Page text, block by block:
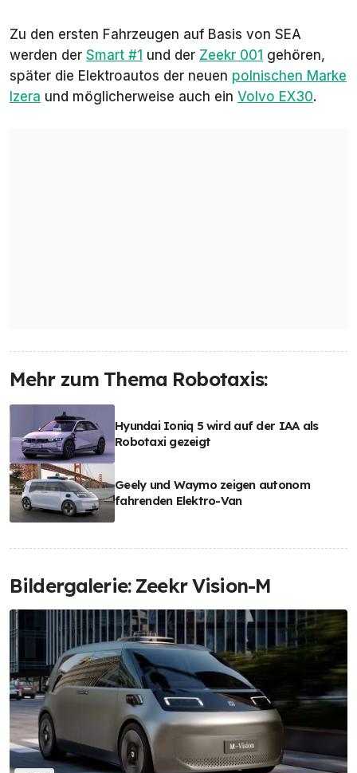
Zu den ersten Fahrzeugen auf Basis von SEA
werden der Smart #1 und der Zeekr 001 gehören,
später die Elektroautos der neuen polnischen Marke
Izera und möglicherweise auch ein Volvo EX30.
Mehr zum Thema Robotaxis:
Hyundai Ioniq 5 wird auf der IAA als
Robotaxi gezeigt
Geely und Waymo zeigen autonom
fahrenden Elektro-Van
Bildergalerie: Zeekr Vision-M